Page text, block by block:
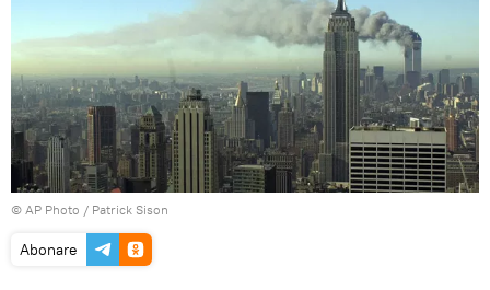
© AP Photo / Patrick Sison
Abonare